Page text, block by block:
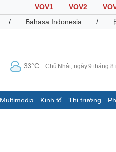
VOV1 VOV2
/ Bahasa Indonesia /
33°C Chủ Nhật, ngày 9 tháng 8
Multimedia Kinh tế Thị trường